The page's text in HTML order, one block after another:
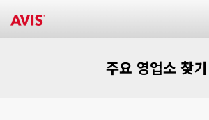
주요 영업소 찾기